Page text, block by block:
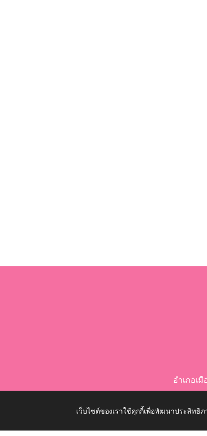
อำเภอเ
เว็บไซต์ของเราใช้คุกกี้เพื่อพัฒนาประสิทธิ